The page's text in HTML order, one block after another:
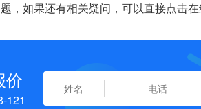
，如果还有相关疑问，可以直接点击在
价
121